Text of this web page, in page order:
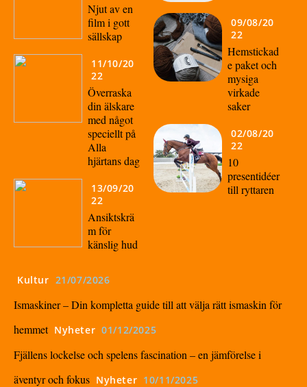
Njut av en
film i gott
sällskap
11/10/20
22
Överraska
din älskare
med något
speciellt på
Alla
hjärtans dag
13/09/20
22
Ansiktskrä
m för
känslig hud
09/08/20
22
Hemstickad
e paket och
mysiga
virkade
saker
02/08/20
22
10
presentidéer
till ryttaren
Kultur 21/07/2026
Ismaskiner – Din kompletta guide till att välja rätt ismaskin för
hemmet Nyheter 01/12/2025
Fjällens lockelse och spelens fascination – en jämförelse i
äventyr och fokus Nyheter 10/11/2025